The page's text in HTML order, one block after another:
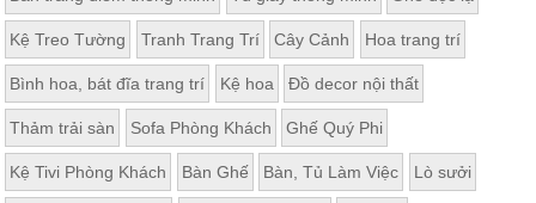
Kệ Treo Tường Tranh Trang Trí Cây Cảnh Hoa trang trí
Bình hoa, bát đĩa trang trí Kệ hoa Đồ decor nội thất
Thảm trải sàn Sofa Phòng Khách Ghế Quý Phi
Kệ Tivi Phòng Khách Bàn Ghế Bàn, Tủ Làm Việc Lò sưởi